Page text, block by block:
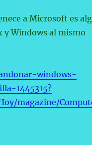
a Microsoft es
y Windows al mismo
windows-
1445315?
magazine/